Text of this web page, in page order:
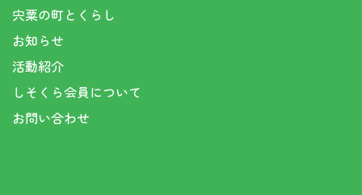
宍粟の町とくらし
お知らせ
活動紹介
しそくら会員について
お問い合わせ